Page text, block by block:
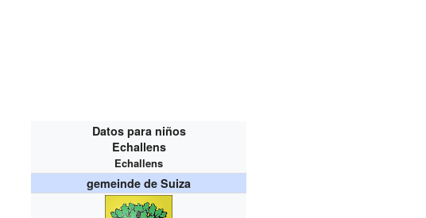
Datos para niños
Echallens
Echallens
gemeinde de Suiza